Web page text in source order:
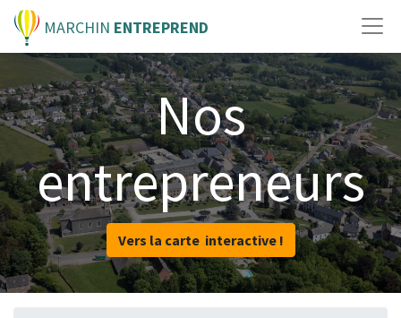
MARCHIN ENTREPREND
Nos
entrepreneurs
Vers la carte interactive !